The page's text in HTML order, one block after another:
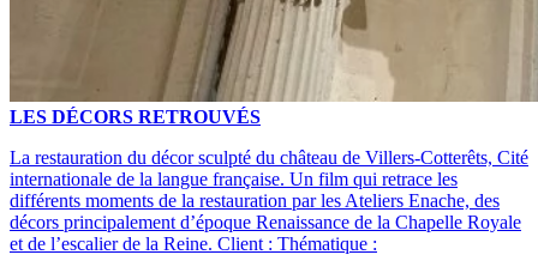
LES DÉCORS RETROUVÉS
La restauration du décor sculpté du château de Villers-Cotterêts, Cité
internationale de la langue française. Un film qui retrace les
différents moments de la restauration par les Ateliers Enache, des
décors principalement d’époque Renaissance de la Chapelle Royale
et de l’escalier de la Reine. Client : Thématique :